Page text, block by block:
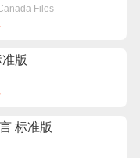
Files
版
标准版